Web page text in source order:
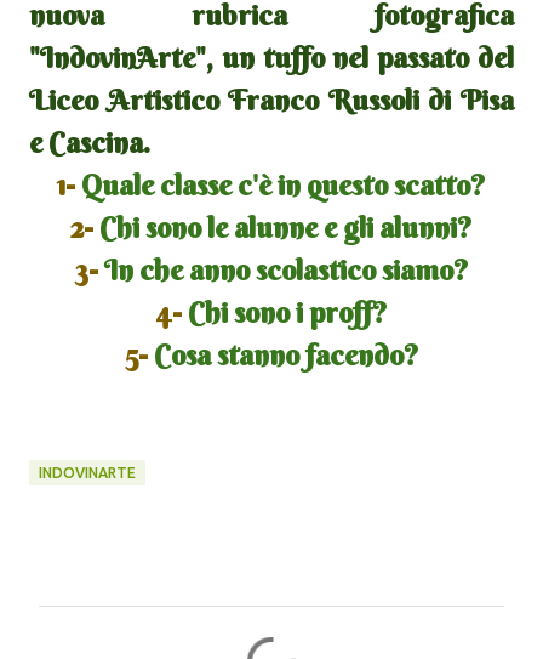
nuova rubrica fotografica
"IndovinArte", un tuffo nel passato del
Liceo Artistico Franco Russoli di Pisa
e Cascina.
1- Quale classe c'è in questo scatto?
2- Chi sono le alunne e gli alunni?
3-In che anno scolastico siamo?
4- Chi sono i proff?
5-Cosa stanno facendo?
INDOVINARTE